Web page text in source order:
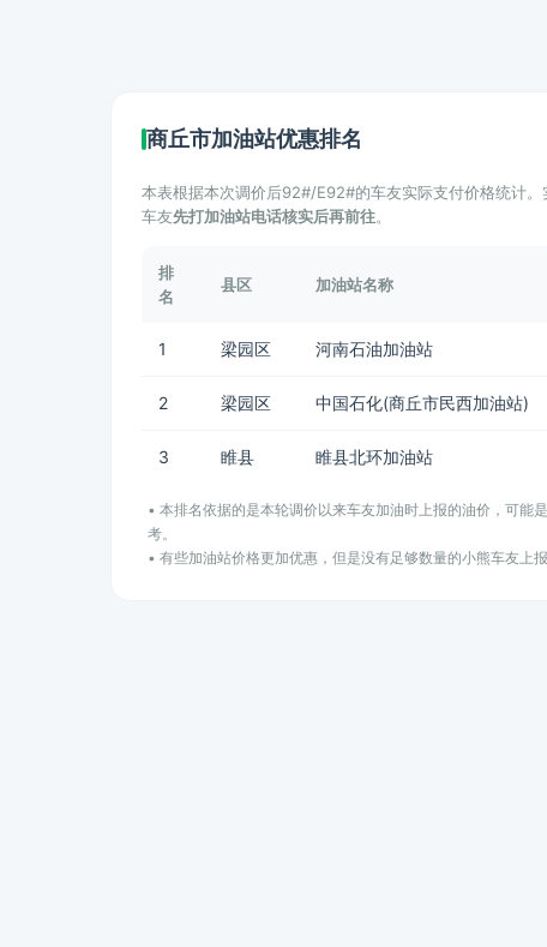
商丘市加油站优惠排名
本表根据本次调价后92#/E92#的车友实际支付价格统计
车友先打加油站电话核实后再前往。
排
名
县区 加油站名称
1 梁园区 河南石油加油站
2 梁园区 中国石化(商丘市民西加油站)
3 睢县 睢县北环加油站
• 本排名依据的是本轮调价以来车友加油时上报的油价，可能
考。
• 有些加油站价格更加优惠，但是没有足够数量的小熊车友上报